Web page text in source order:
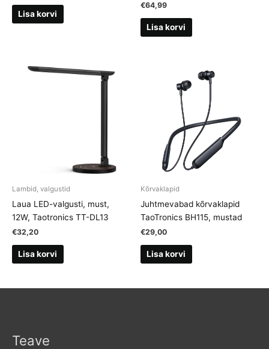
Lisa korvi
€64,99
Lisa korvi
Lambid, valgustid
Laua LED-valgusti, must,
12W, Taotronics TT-DL13
€32,20
Lisa korvi
Kõrvaklapid
Juhtmevabad kõrvaklapid
TaoTronics BH115, mustad
€29,00
Lisa korvi
Teave